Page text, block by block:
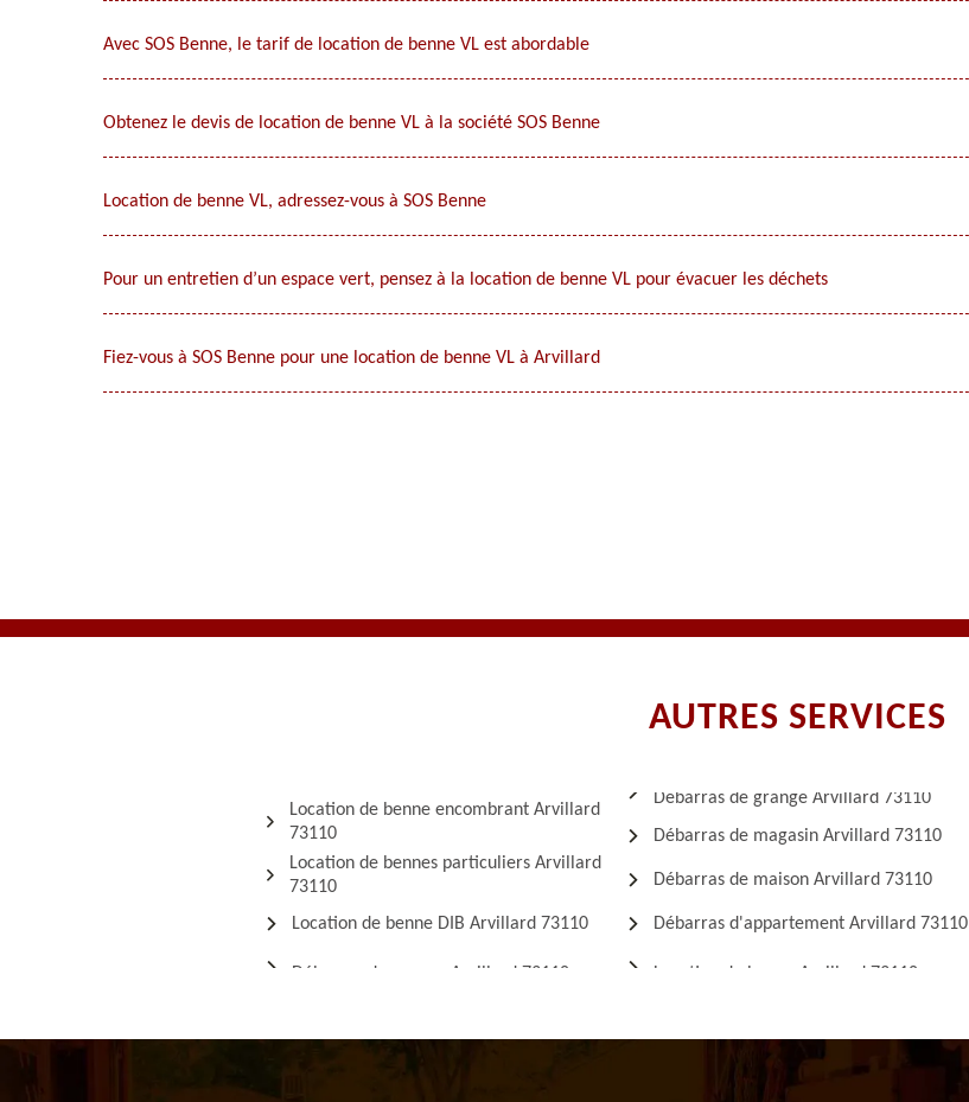
Avec SOS Benne, le tarif de location de benne VL est abordable
Obtenez le devis de location de benne VL à la société SOS Benne
Location de benne VL, adressez-vous à SOS Benne
Pour un entretien d’un espace vert, pensez à la location de benne VL pour évacuer les déchets
Fiez-vous à SOS Benne pour une location de benne VL à Arvillard
AUTRES SERVICES
Location de benne encombrant Arvillard
73110
Location de bennes particuliers Arvillard
73110
Location de benne DIB Arvillard 73110
Débarras de grange Arvillard 73110
Débarras de magasin Arvillard 73110
Débarras de maison Arvillard 73110
Débarras d'appartement Arvillard 73110